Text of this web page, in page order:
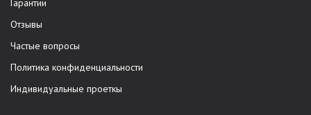
Гарантии
Отзывы
Частые вопросы
Политика конфиденциальности
Индивидуальные проеткы